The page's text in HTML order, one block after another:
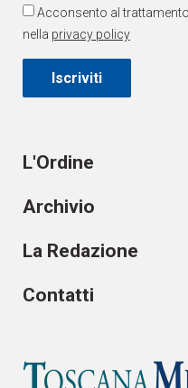
L'Ordine
Archivio
La Redazione
Contatti
Acconsento al
nella privacy policy
Iscriviti